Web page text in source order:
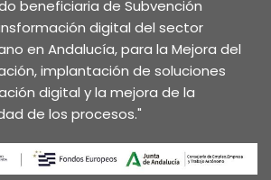
beneficiaria de Subvención
digital del sector
en Andalucía, para la Mejora del
implantación de soluciones
digital y la mejora de la
de los procesos."